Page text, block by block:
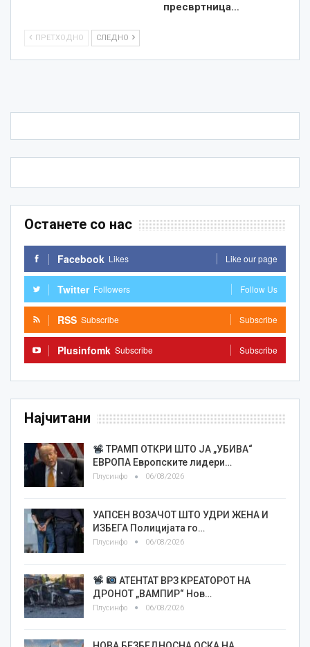
пресвртница…
ПРЕТХОДНО СЛЕДНО
Останете со нас
Facebook Likes Like our page
Twitter Followers Follow Us
RSS Subscribe Subscribe
Plusinfomk Subscribe Subscribe
Најчитани
ТРАМП ОТКРИ ШТО ЈА „УБИВА“
ЕВРОПА Европските лидери…
Плусинфо 06/08/2026
УАПСЕН ВОЗАЧОТ ШТО УДРИ ЖЕНА И
ИЗБЕГА Полицијата го…
Плусинфо 06/08/2026
АТЕНТАТ ВРЗ КРЕАТОРОТ НА
ДРОНОТ „ВАМПИР“ Нов…
Плусинфо 06/08/2026